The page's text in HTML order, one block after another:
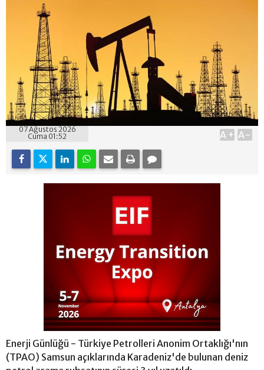
07 Ağustos 2026
Cuma 01:52
A+ A-
Enerji Günlüğü - Türkiye Petrolleri Anonim Ortaklığı'nın
(TPAO) Samsun açıklarında Karadeniz'de bulunan deniz